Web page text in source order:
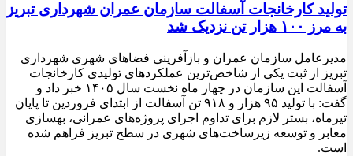
تولید کارخانجات آسفالت سازمان عمران شهرداری تبریز
به مرز ۱۰۰ هزار تن نزدیک شد
مدیرعامل سازمان عمران و بازآفرینی فضاهای شهری شهرداری
تبریز از ثبت یکی از شاخص‌ترین عملکردهای تولیدی کارخانجات
آسفالت این سازمان در چهار ماه نخست سال ۱۴۰۵ خبر داد و
گفت: با تولید ۹۵ هزار و ۹۱۸ تن آسفالت از ابتدای فروردین تا پایان
تیرماه، بستر لازم برای تداوم اجرای پروژه‌های عمرانی، بهسازی
معابر و توسعه زیرساخت‌های شهری در سطح تبریز فراهم شده
است.